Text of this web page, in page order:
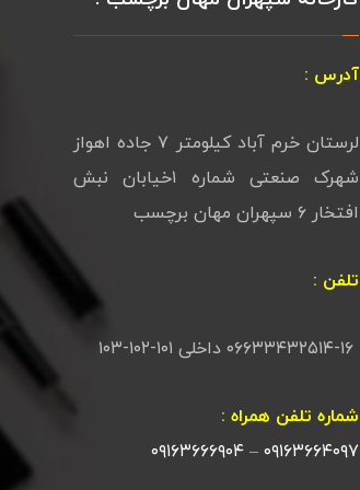
آدرس :
لرستان خرم آباد کیلومتر ۷ جاده اهواز
شهرک صنعتی شماره ۱خیابان نبش
افتخار ۶ سپهران مهان برچسب
تلفن :
۰۶۶۳۳۴۳۲۵۱۴-۱۶ داخلی ۱۰۱-۱۰۲-۱۰۳
شماره تلفن همراه :
۰۹۱۶۳۶۶۴۰۹۷ – ۰۹۱۶۳۶۶۶۹۰۴